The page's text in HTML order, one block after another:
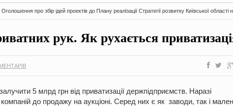
Оголошення про збір ідей проектів до Плану реалізації Стратегії розвитку Київської
рук. Як рухається
5 млрд грн від приватизації держпідприємств. Наразі
до продажу на аукціоні. Серед них є як заводи, так і